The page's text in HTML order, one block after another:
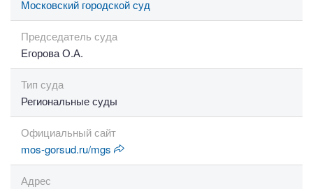
Московский городской суд
Председатель суда
Егорова О.А.
Тип суда
Региональные суды
Официальный сайт
mos-gorsud.ru/mgs
Адрес